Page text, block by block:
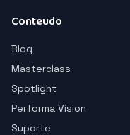
Conteudo
Blog
Masterclass
Spotlight
Performa Vision
Suporte